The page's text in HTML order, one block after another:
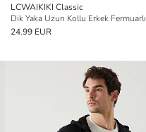
LCWAIKIKI Classic
24.99 EUR